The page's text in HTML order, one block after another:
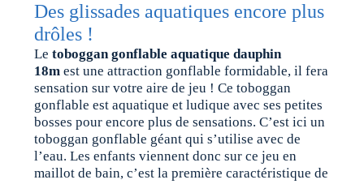
Des glissades aquatiques encore plus
drôles !
Letoboggan gonflable aquatique dauphin
18m est une attraction gonflable formidable, il fera
sensation sur votre aire de jeu ! Ce toboggan
gonflable est aquatique et ludique avec ses petites
bosses pour encore plus de sensations. C’est ici un
toboggan gonflable géant qui s’utilise avec de
l’eau. Les enfants viennent donc sur ce jeu en
maillot de bain, c’est la première caractéristique de